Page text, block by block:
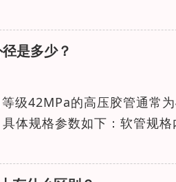
是多少？
级42MPa的高压胶管通常
体规格参数如下：软管规格